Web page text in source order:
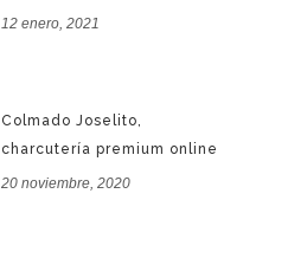
12 enero, 2021
Colmado Joselito,
charcutería premium online
20 noviembre, 2020